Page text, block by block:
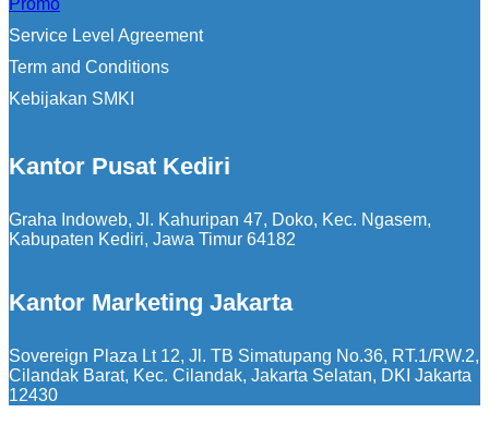
Promo
Service Level Agreement
Term and Conditions
Kebijakan SMKI
Kantor Pusat Kediri
Graha Indoweb, Jl. Kahuripan 47, Doko, Kec. Ngasem,
Kabupaten Kediri, Jawa Timur 64182
Kantor Marketing Jakarta
Sovereign Plaza Lt 12, Jl. TB Simatupang No.36, RT.1/RW.2,
Cilandak Barat, Kec. Cilandak, Jakarta Selatan, DKI Jakarta
12430